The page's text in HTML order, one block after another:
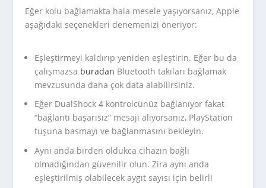
Eğer kolu bağlamakta hala mesele yaşıyorsanız, Apple
aşağıdaki seçenekleri denemenizi öneriyor:
Eşleştirmeyi kaldırıp yeniden eşleştirin. Eğer bu da
çalışmazsa buradan Bluetooth takıları bağlamak
mevzusunda daha çok data alabilirsiniz.
Eğer DualShock 4 kontrolcünüz bağlanıyor fakat
“bağlantı başarısız” mesajı alıyorsanız, PlayStation
tuşuna basmayı ve bağlanmasını bekleyin.
Aynı anda birden oldukca cihazın bağlı
olmadığından güvenilir olun. Zira aynı anda
eşleştirilmiş olabilecek aygıt sayısı için belirli